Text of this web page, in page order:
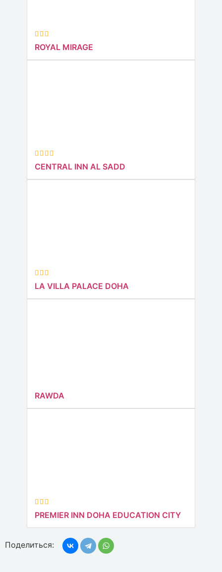
ROYAL MIRAGE
CENTRAL INN AL SADD
LA VILLA PALACE DOHA
RAWDA
PREMIER INN DOHA EDUCATION CITY
Поделиться: